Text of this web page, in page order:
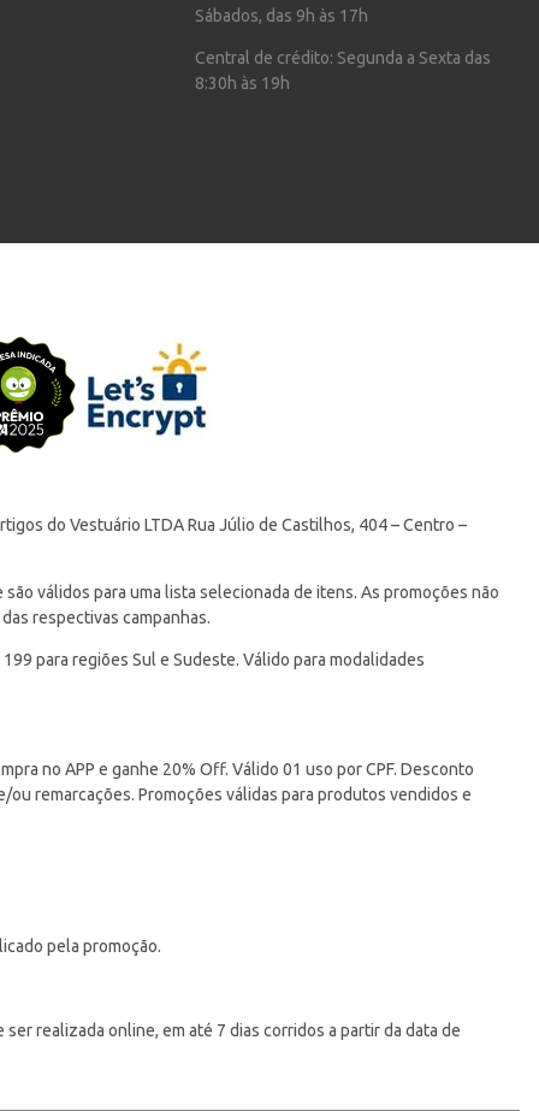
Sábados, das 9h às 17h
Central de crédito: Segunda a Sexta das
8:30h às 19h
do Vestuário LTDA Rua Júlio de Castilhos, 404 – Centro –
válidos para uma lista selecionada de itens. As promoções não
respectivas campanhas.
para regiões Sul e Sudeste. Válido para modalidades
no APP e ganhe 20% Off. Válido 01 uso por CPF. Desconto
remarcações. Promoções válidas para produtos vendidos e
pela promoção.
realizada online, em até 7 dias corridos a partir da data de